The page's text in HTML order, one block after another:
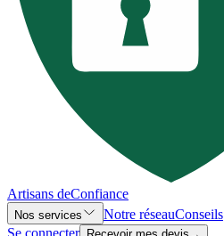
Artisans deConfiance
Nos services Notre réseauConseils
Se connecter